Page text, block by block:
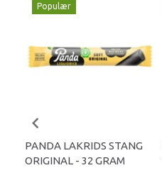
Populær
PANDA LAKRIDS STANG
ORIGINAL - 32 GRAM